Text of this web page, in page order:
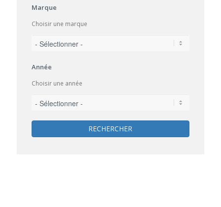
Marque
Choisir une marque
Année
Choisir une année
RECHERCHER